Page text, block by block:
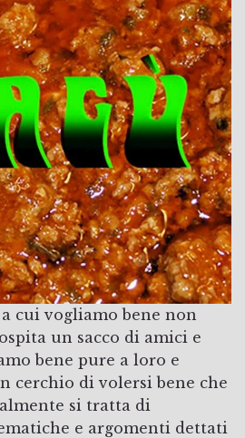
cui vogliamo bene non
un sacco di amici e
bene pure a loro e
cerchio di volersi bene che
si tratta di
e argomenti dettati